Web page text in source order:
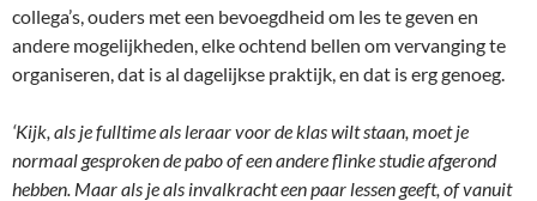
collega’s, ouders met een bevoegdheid om les te geven en
andere mogelijkheden, elke ochtend bellen om vervanging te
organiseren, dat is al dagelijkse praktijk, en dat is erg genoeg.
‘Kijk, als je fulltime als leraar voor de klas wilt staan, moet je
normaal gesproken de pabo of een andere flinke studie afgerond
hebben. Maar als je als invalkracht een paar lessen geeft, of vanuit